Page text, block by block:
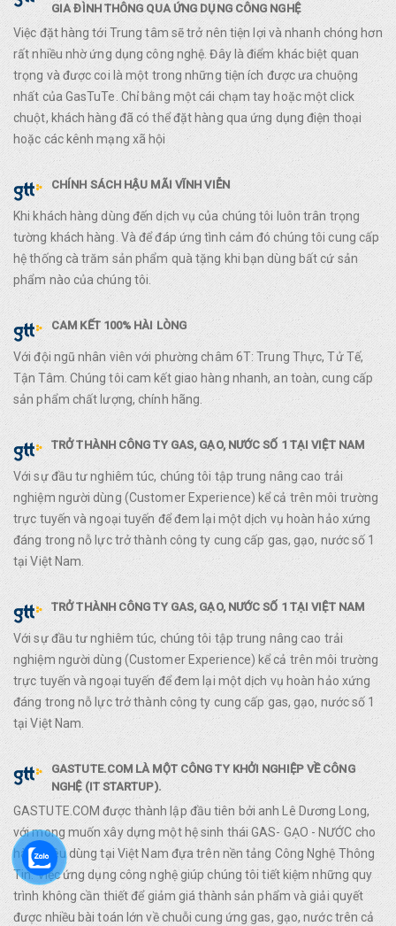
GIA ĐÌNH THÔNG QUA ỨNG DỤNG CÔNG NGHỆ
Việc đặt hàng tới Trung tâm sẽ trở nên tiện lợi và nhanh chóng hơn
rất nhiều nhờ ứng dụng công nghệ. Đây là điểm khác biệt quan
trọng và được coi là một trong những tiện ích được ưa chuộng
nhất của GasTuTe. Chỉ bằng một cái chạm tay hoặc một click
chuột, khách hàng đã có thể đặt hàng qua ứng dụng điện thoại
hoặc các kênh mạng xã hội
CHÍNH SÁCH HẬU MÃI VĨNH VIỄN
Khi khách hàng dùng đến dịch vụ của chúng tôi luôn trân trọng
tường khách hàng. Và để đáp ứng tình cảm đó chúng tôi cung cấp
hệ thống cà trăm sản phẩm quà tặng khi bạn dùng bất cứ sản
phẩm nào của chúng tôi.
CAM KẾT 100% HÀI LÒNG
Với đội ngũ nhân viên với phường châm 6T: Trung Thực, Tử Tế,
Tận Tâm. Chúng tôi cam kết giao hàng nhanh, an toàn, cung cấp
sản phẩm chất lượng, chính hãng.
TRỞ THÀNH CÔNG TY GAS, GẠO, NƯỚC SỐ 1 TẠI VIỆT NAM
Với sự đầu tư nghiêm túc, chúng tôi tập trung nâng cao trải
nghiệm người dùng (Customer Experience) kể cả trên môi trường
trực tuyến và ngoại tuyến để đem lại một dịch vụ hoàn hảo xứng
đáng trong nỗ lực trở thành công ty cung cấp gas, gạo, nước số 1
tại Việt Nam.
TRỞ THÀNH CÔNG TY GAS, GẠO, NƯỚC SỐ 1 TẠI VIỆT NAM
Với sự đầu tư nghiêm túc, chúng tôi tập trung nâng cao trải
nghiệm người dùng (Customer Experience) kể cả trên môi trường
trực tuyến và ngoại tuyến để đem lại một dịch vụ hoàn hảo xứng
đáng trong nỗ lực trở thành công ty cung cấp gas, gạo, nước số 1
tại Việt Nam.
GASTUTE.COM LÀ MỘT CÔNG TY KHỞI NGHIỆP VỀ CÔNG
NGHỆ (IT STARTUP).
GASTUTE.COM được thành lập đầu tiên bởi anh Lê Dương Long,
với mong muốn xây dựng một hệ sinh thái GAS- GẠO - NƯỚC cho
hàng tiêu dùng tại Việt Nam đựa trên nền tảng Công Nghệ Thông
Tin. Việc ứng dụng công nghệ giúp chúng tôi tiết kiệm những quy
trình không cần thiết để giảm giá thành sản phẩm và giải quyết
được nhiều bài toán lớn về chuỗi cung ứng gas, gạo, nước trên cả